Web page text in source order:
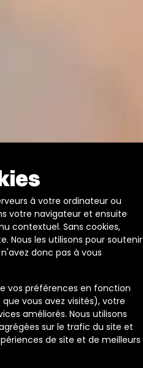
à votre ordinateur ou
votre navigateur et ensuite
contextuel. Sans cookies,
Nous les utilisons pour soutenir
donc pas à vous
vos préférences en fonction
vous avez visités), votre
améliorés. Nous utilisons
sur le trafic du site et
de site et de meilleurs